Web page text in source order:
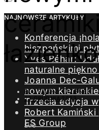
NAJNOWSZE ARTYKUŁY
Konferencja
hiszpańskimi
Yves Béhar:
naturalne
Joanna Dec-
nowym
Trzecia edycja
Robert
ES Group
BLU SALONY ŁAZIENEK
22 GRUDNIA 2023
EVO